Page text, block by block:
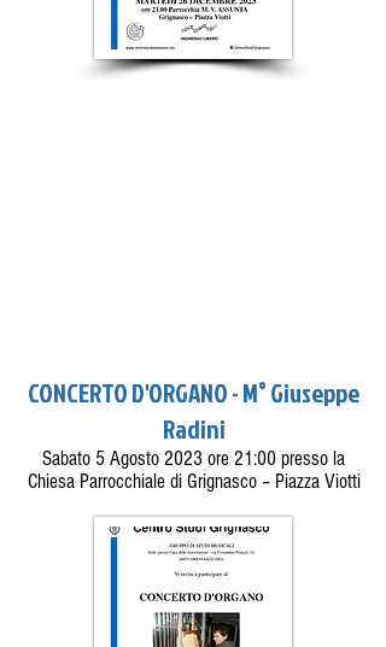
CONCERTO D'ORGANO - M° Giuseppe
Radini
Sabato 5 Agosto 2023 ore 21:00 presso la
Chiesa Parrocchiale di Grignasco – Piazza Viotti